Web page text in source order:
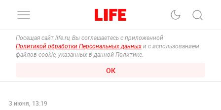
Посещая сайт life.ru, Вы соглашаетесь с приложенной
Политикой обработки Персональных данных и с использованием
файлов cookie, указанных в данной Политике.
ОК
3 июня, 13:19